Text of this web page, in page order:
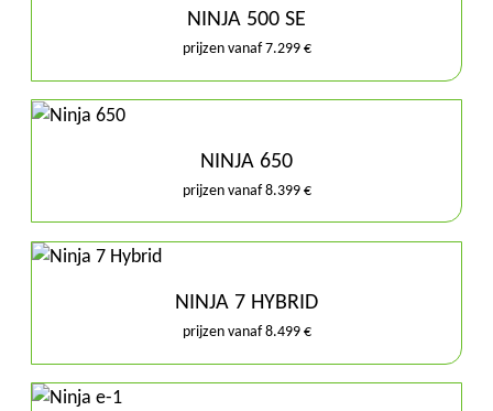
NINJA 500 SE
prijzen vanaf 7.299 €
NINJA 650
prijzen vanaf 8.399 €
NINJA 7 HYBRID
prijzen vanaf 8.499 €